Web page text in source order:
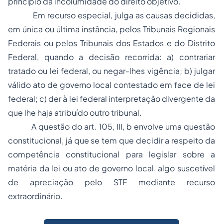
Em recurso especial, julga as causas decididas,
em única ou última instância, pelos Tribunais Regionais
Federais ou pelos Tribunais dos Estados e do Distrito
Federal, quando a decisão recorrida: a) contrariar
tratado ou lei federal, ou negar-lhes vigência; b) julgar
válido ato de governo local contestado em face de lei
federal; c) der à lei federal interpretação divergente da
que lhe haja atribuído outro tribunal.
A questão do art. 105, III, b envolve uma questão
constitucional, já que se tem que decidir a respeito da
competência constitucional para legislar sobre a
matéria da lei ou ato de governo local, algo suscetível
de apreciação pelo STF mediante recurso
extraordinário.